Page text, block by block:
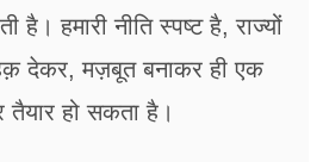
है। हमारी नीति स्पष्ट है, राज्यों
देकर, मज़बूत बनाकर ही एक
हो सकता है।